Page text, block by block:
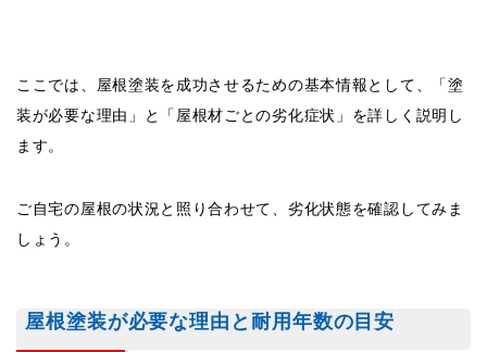
ここでは、屋根塗装を成功させるための基本情報として、「塗
装が必要な理由」と「屋根材ごとの劣化症状」を詳しく説明し
ます。
ご自宅の屋根の状況と照り合わせて、劣化状態を確認してみま
しょう。
屋根塗装が必要な理由と耐用年数の目安